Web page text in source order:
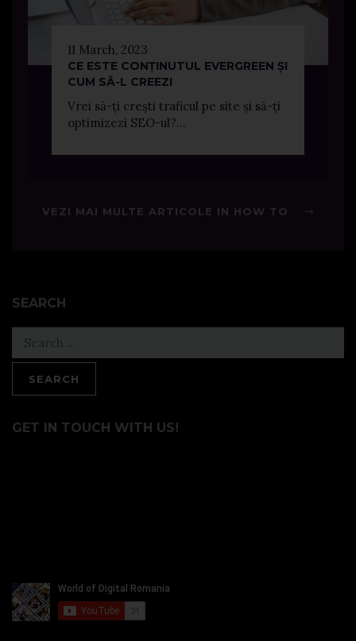
11 March, 2023
CE ESTE CONȚINUTUL EVERGREEN ȘI
CUM SĂ-L CREEZI
Vrei să-ți crești traficul pe site și să-ți
optimizezi SEO-ul?...
VEZI MAI MULTE ARTICOLE IN HOW TO
SEARCH
for:
GET IN TOUCH WITH US!